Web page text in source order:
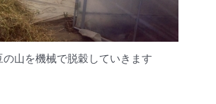
山を機械で脱穀していきます